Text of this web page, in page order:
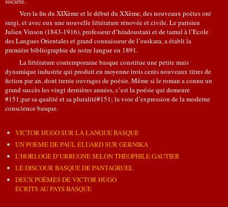
Vers la fin du XIXème et le début du XXème, des nouveaux poètes ont
surgi, et avec eux une nouvelle littérature rénovée et civile. Le parisien
Julien Vinson (1843-1916), professeur d’hindoustani et de tamul à l’Ecole
des Langues Orientales et grand connaisseur de l’euskara, a établi la
première bibliographie de notre langue en 1891.
La littérature contemporaine basque constitue une petite mais
dynamique industrie qui produit en moyenne trois cents nouveaux titres de
fiction par an, dont trente ouvrages de poésie. Même si le roman a connu un
grand succès les vingt dernières années, c’est la poésie qui demeure
#151;par sa qualité et sa pluralité#151; la voie d’expression de la moderne
conscience basque.
VICTOR HUGO SUR LA LANGUE BASQUE
UN POÈME DE PAUL ÉLUARD SUR GERNIKA
L’HORLOGE D’URRUGNE SELON THÉOPHILE GAUTIER
LE DISCOUR BASQUE DE PANTAGRUEL
DEUX POÈMES DE VICTOR HUGO
ÉCRITS AU PAYS BASQUE